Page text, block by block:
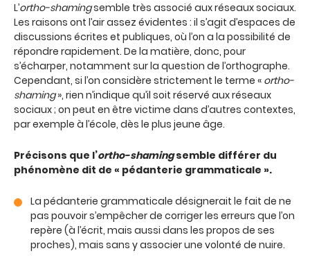
L’ortho-shamingsemble très associé aux réseaux sociaux.
Les raisons ont l’air assez évidentes : il s’agit d’espaces de
discussions écrites et publiques, où l’on a la possibilité de
répondre rapidement. De la matière, donc, pour
s’écharper, notamment sur la question de l’orthographe.
Cependant, si l’on considère strictement le terme « ortho-
shaming», rien n’indique qu’il soit réservé aux réseaux
sociaux ; on peut en être victime dans d’autres contextes,
par exemple à l’école, dès le plus jeune âge.
Précisons que l’ortho-shamingsemble différer du
phénomène dit de « pédanterie grammaticale ».
La pédanterie grammaticale désignerait le fait de ne
pas pouvoir s’empêcher de corriger les erreurs que l’on
repère (à l’écrit, mais aussi dans les propos de ses
proches), mais sans y associer une volonté de nuire.